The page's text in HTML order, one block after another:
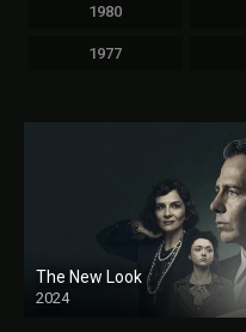
1980
1977
The New Look
2024